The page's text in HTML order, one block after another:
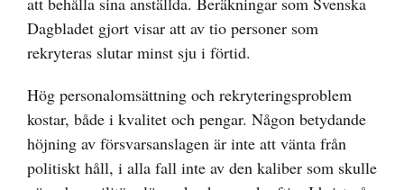
Dagbladet gjort visar att av tio personer som
rekryteras slutar minst sju i förtid.
Hög personalomsättning och rekryteringsproblem
kostar, både i kvalitet och pengar. Någon betydande
höjning av försvarsanslagen är inte att vänta från
politiskt håll, i alla fall inte av den kaliber som skulle